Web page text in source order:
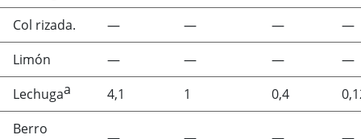
Col rizada. — — —
—
Limón
— — —
—
Lechugaa 4,1 1 0,4
Berro